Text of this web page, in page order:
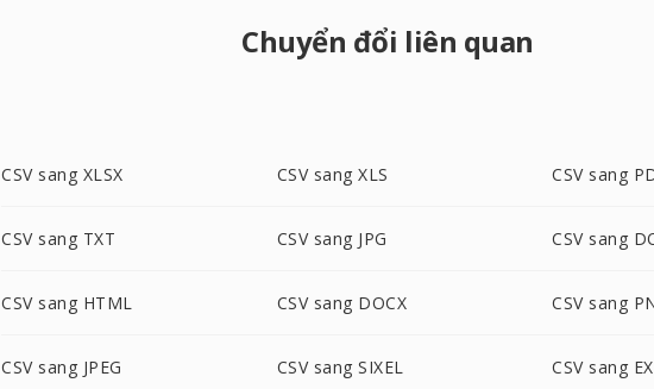
Chuyển đổi liên quan
CSV sang XLSX CSV sang XLS CSV sang
CSV sang TXT CSV sang JPG CSV sang
CSV sang HTML CSV sang DOCX CSV sang
CSV sang JPEG CSV sang SIXEL CSV sang